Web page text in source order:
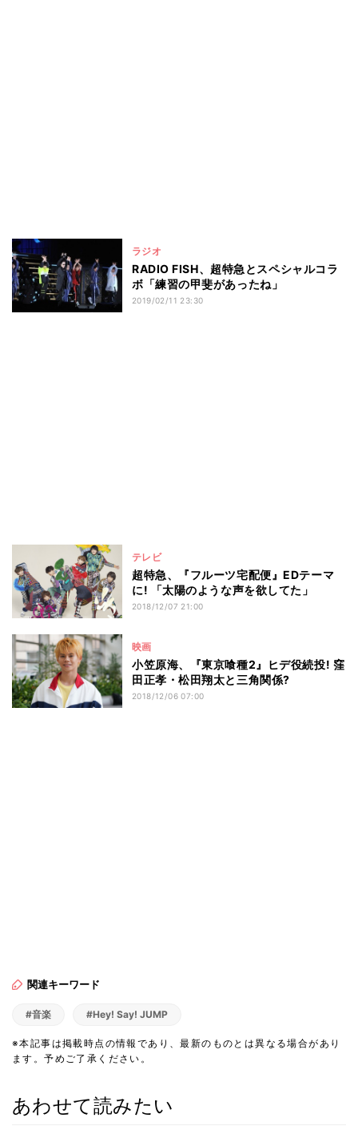
ラジオ
RADIO FISH、超特急とスペシャルコラ
ボ「練習の甲斐があったね」
2019/02/11 23:30
テレビ
超特急、『フルーツ宅配便』EDテーマ
に! 「太陽のような声を欲してた」
2018/12/07 21:00
映画
小笠原海、『東京喰種2』ヒデ役続投! 窪
田正孝・松田翔太と三角関係?
2018/12/06 07:00
関連キーワード
#音楽 #Hey! Say! JUMP
※本記事は掲載時点の情報であり、最新のものとは異なる場合があり
ます。予めご了承ください。
あわせて読みたい